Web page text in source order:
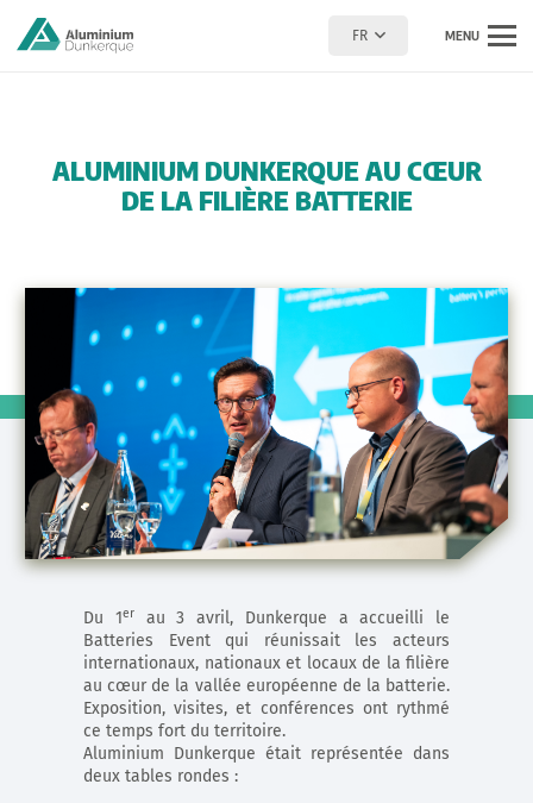
FR MENU
ALUMINIUM DUNKERQUE AU CŒUR
DE LA FILIÈRE BATTERIE
Du 1erau 3 avril, Dunkerque a accueilli le
Batteries Event qui réunissait les acteurs
internationaux, nationaux et locaux de la filière
au cœur de la vallée européenne de la batterie.
Exposition, visites, et conférences ont rythmé
ce temps fort du territoire.
Aluminium Dunkerque était représentée dans
deux tables rondes :